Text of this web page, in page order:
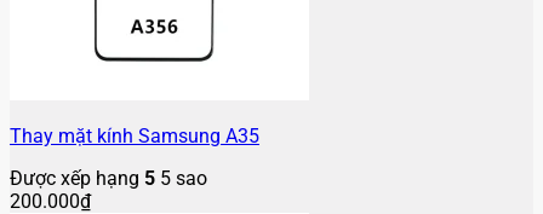
Thay mặt kính Samsung A35
Được xếp hạng 5 5 sao
200.000₫